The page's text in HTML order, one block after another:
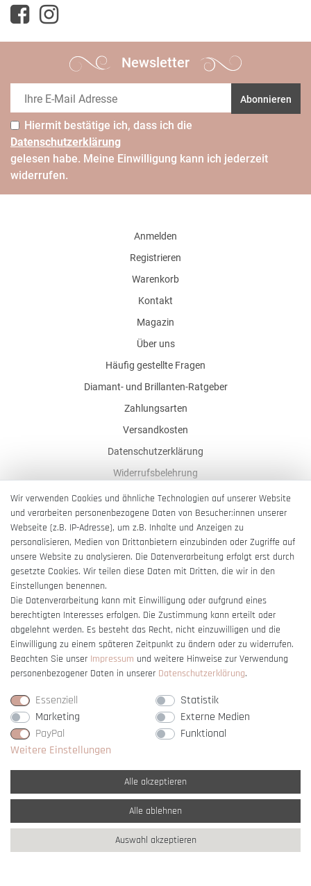
Newsletter
Abonnieren
Hiermit bestätige ich, dass ich die
Daten­schutz­erklärung
gelesen habe. Meine Einwilligung kann ich jederzeit
widerrufen.
Anmelden
Registrieren
Warenkorb
Kontakt
Magazin
Über uns
Häufig gestellte Fragen
Diamant- und Brillanten-Ratgeber
Zahlungsarten
Versandkosten
Datenschutzerklärung
Widerrufsbelehrung
AGB
Impressum
Barrierefreiheitserklärung
Vertrag widerrufen
* Alle Preise verstehen sich inkl. gesetzl. MwSt. undzzgl. Versandkosten
** Nur innerhalb Deutschlands© copyright 2007-2026 Schmuck Krone / Alle
Rechte vorbehalten / powered bycreateyourtemplate
Wir verwenden Cookies und ähnliche Technologien auf unserer Website
und verarbeiten personenbezogene Daten von Besucher:innen unserer
Webseite (z.B. IP-Adresse), um z.B. Inhalte und Anzeigen zu
personalisieren, Medien von Drittanbietern einzubinden oder Zugriffe auf
unsere Website zu analysieren. Die Datenverarbeitung erfolgt erst durch
gesetzte Cookies. Wir teilen diese Daten mit Dritten, die wir in den
Einstellungen benennen.
Die Datenverarbeitung kann mit Einwilligung oder aufgrund eines
berechtigten Interesses erfolgen. Die Zustimmung kann erteilt oder
abgelehnt werden. Es besteht das Recht, nicht einzuwilligen und die
Einwilligung zu einem späteren Zeitpunkt zu ändern oder zu widerrufen.
Beachten Sie unser Impressum und weitere Hinweise zur Verwendung
personenbezogener Daten in unserer Daten­schutz­erklärung.
Essenziell
Statistik
Marketing
Externe Medien
PayPal
Funktional
Weitere Einstellungen
Alle akzeptieren
Alle ablehnen
Auswahl akzeptieren